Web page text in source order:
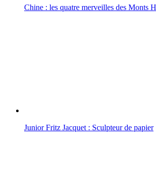
Chine : les quatre merveilles des Monts
Junior Fritz Jacquet : Sculpteur de papier